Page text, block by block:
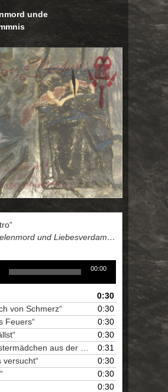
unde
Seelenmord und Liebesverdammnis
00:00
0:30
von Schmerz“
0:30
Feuers“
0:30
0:30
aus der Zwischenwelt“
0:31
versucht“
0:30
0:30
0:30